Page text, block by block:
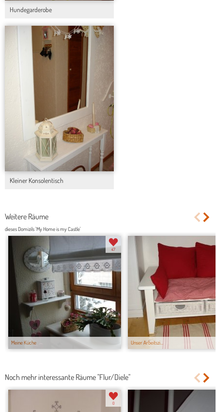
Hundegarderobe
Kleiner Konsolentisch
Weitere Räume
dieses Domizils 'My Home is my Castle'
Meine Küche
47
Unser Arbeitszi...
Noch mehr interessante Räume "Flur/Diele"
0